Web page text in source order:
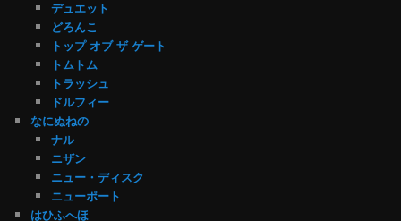
デュエット
どろんこ
トップ オブ ザ ゲート
トムトム
トラッシュ
ドルフィー
なにぬねの
ナル
ニザン
ニュー・ディスク
ニューポート
はひふへほ